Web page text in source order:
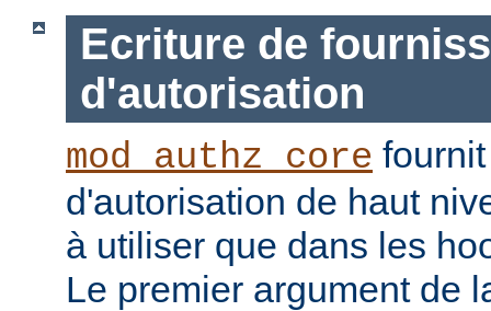
Ecriture de
d'autorisation
mod_authz_core
d'autorisation de haut
à utiliser que dans les
Le premier argument de